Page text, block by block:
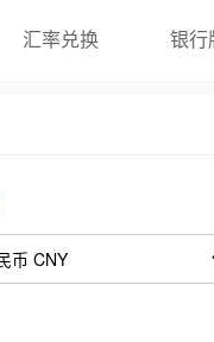
汇率兑换 银行